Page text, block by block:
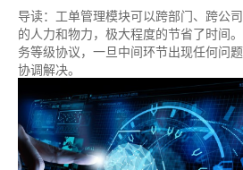
导读： 工单管理模块可以跨部门、跨公
的人力和物力，极大程度的节省了时间
务等级协议，一旦中间环节出现任何问
协调解决。